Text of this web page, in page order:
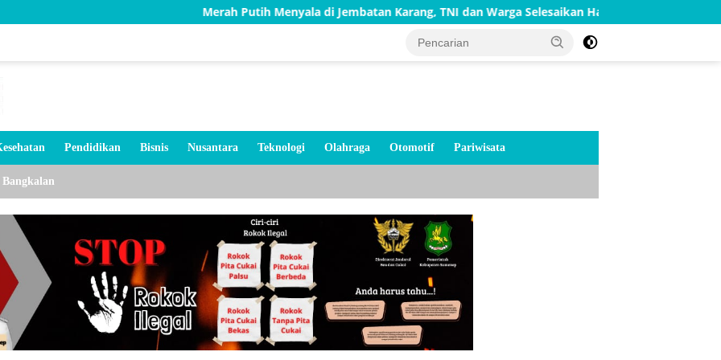
Merah Putih Menyala di Jembatan Karang, TNI dan Warga Selesaikan Harapan Bersama
Pendidikan Bisnis Nusantara Teknologi Olahraga Otomotif Pariwisata
Bangkalan